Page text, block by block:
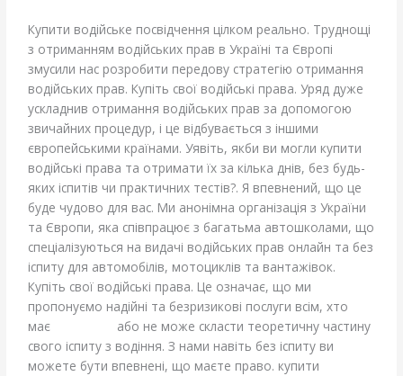
Купити водійське посвідчення цілком реально. Труднощі
з отриманням водійських прав в Україні та Європі
змусили нас розробити передову стратегію отримання
водійських прав. Купіть свої водійські права. Уряд дуже
ускладнив отримання водійських прав за допомогою
звичайних процедур, і це відбувається з іншими
європейськими країнами. Уявіть, якби ви могли купити
водійські права та отримати їх за кілька днів, без будь-
яких іспитів чи практичних тестів?. Я впевнений, що це
буде чудово для вас. Ми анонімна організація з України
та Європи, яка співпрацює з багатьма автошколами, що
спеціалізуються на видачі водійських прав онлайн та без
іспиту для автомобілів, мотоциклів та вантажівок.
Купіть свої водійські права. Це означає, що ми
пропонуємо надійні та безризикові послуги всім, хто
має
або не може скласти теоретичну частину
свого іспиту з водіння. З нами навіть без іспиту ви
можете бути впевнені, що маєте право. купити